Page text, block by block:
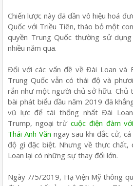
Chiến lược này đã dần vô hiệu hoá
Quốc với Triều Tiên, tháo bỏ một
quyền Trung Quốc thường sử
nhiều năm qua.
Đối với các vấn đề về Đài Loan và
Trung Quốc vẫn có thái độ và
rắn như một người chủ sở hữu. Chủ
bài phát biểu đầu năm 2019 đã
vũ lực để tái thống nhất Đài
Trump, ngoại trừcuộc điện đàm
Thái Anh Văn ngay sau khi đắc cử,
độ gì đặc biệt. Nhưng về thực chất,
Loan lại có những sự thay đổi lớn.
Ngày 7/5/2019, Hạ Viện Mỹ thông